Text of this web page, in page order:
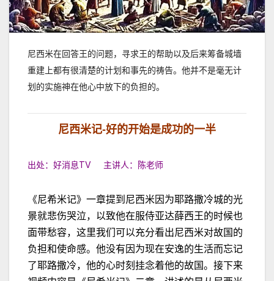
尼西米在回答王的问题，寻求王的帮助以及后来筹备城墙
重建上都有很清楚的计划和事先的祷告。他并不是毫无计
划的实施神在他心中放下的负担的。
尼西米记-好的开始是成功的一半
出处：好消息TV 主讲人：陈老师
《尼希米记》一章提到尼西米因为耶路撒冷城的光
景就悲伤哭泣，以致他在服侍亚达薛西王的时候也
面带愁容，这里我们可以充分看出尼西米对故国的
负担和使命感。他没有因为现在安逸的生活而忘记
了耶路撒冷，他的心时刻挂念着他的故国。接下来